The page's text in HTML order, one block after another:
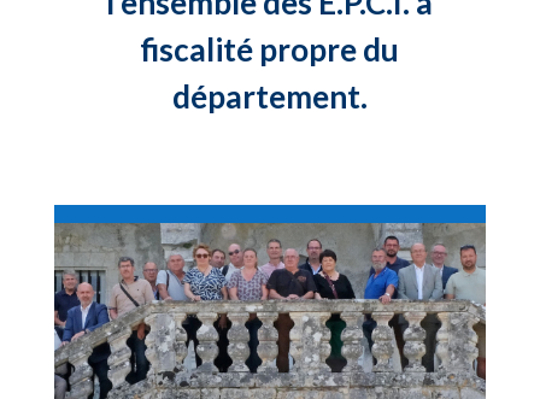
fiscalité propre du
département.